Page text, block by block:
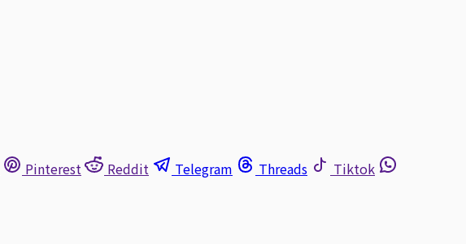
Pinterest Reddit Telegram Threads
Tiktok